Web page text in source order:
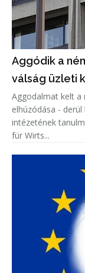
Aggódik a
válság üzleti
Aggodalmat kelt a
elhúzódása -
intézetének tanulmányából. Az ifo (ifo
für Wirts...